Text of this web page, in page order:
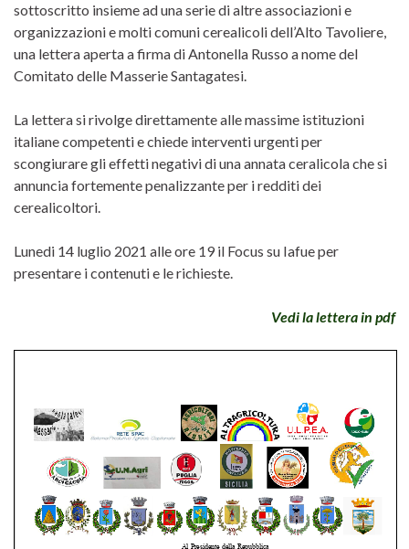
sottoscritto insieme ad una serie di altre associazioni e
organizzazioni e molti comuni cerealicoli dell’Alto Tavoliere,
una lettera aperta a firma di Antonella Russo a nome del
Comitato delle Masserie Santagatesi.
La lettera si rivolge direttamente alle massime istituzioni
italiane competenti e chiede interventi urgenti per
scongiurare gli effetti negativi di una annata ceralicola che si
annuncia fortemente penalizzante per i redditi dei
cerealicoltori.
Lunedi 14 luglio 2021 alle ore 19 il Focus su Iafue per
presentare i contenuti e le richieste.
Vedi la lettera in pdf